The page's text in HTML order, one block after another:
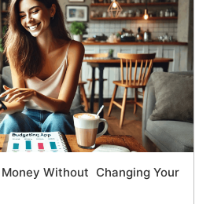
Without Changing Your